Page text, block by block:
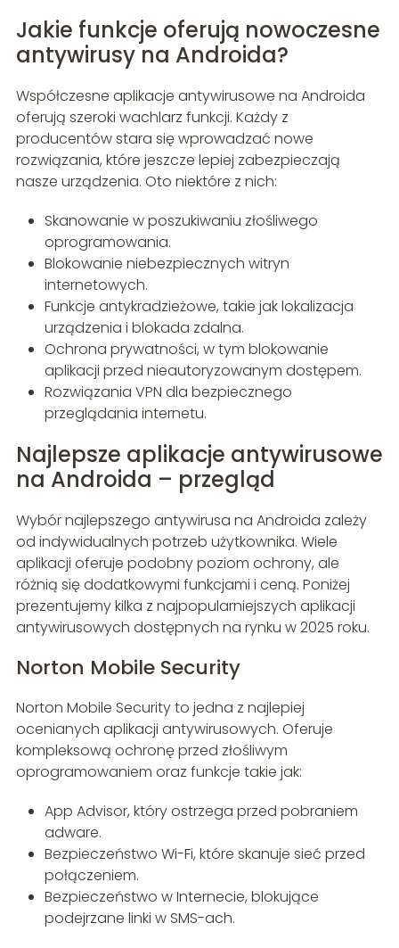
Jakie funkcje oferują nowoczesne
antywirusy na Androida?
Współczesne aplikacje antywirusowe na Androida
oferują szeroki wachlarz funkcji. Każdy z
producentów stara się wprowadzać nowe
rozwiązania, które jeszcze lepiej zabezpieczają
nasze urządzenia. Oto niektóre z nich:
Skanowanie w poszukiwaniu złośliwego
oprogramowania.
Blokowanie niebezpiecznych witryn
internetowych.
Funkcje antykradzieżowe, takie jak lokalizacja
urządzenia i blokada zdalna.
Ochrona prywatności, w tym blokowanie
aplikacji przed nieautoryzowanym dostępem.
Rozwiązania VPN dla bezpiecznego
przeglądania internetu.
Najlepsze aplikacje antywirusowe
na Androida – przegląd
Wybór najlepszego antywirusa na Androida zależy
od indywidualnych potrzeb użytkownika. Wiele
aplikacji oferuje podobny poziom ochrony, ale
różnią się dodatkowymi funkcjami i ceną. Poniżej
prezentujemy kilka z najpopularniejszych aplikacji
antywirusowych dostępnych na rynku w 2025 roku.
Norton Mobile Security
Norton Mobile Security to jedna z najlepiej
ocenianych aplikacji antywirusowych. Oferuje
kompleksową ochronę przed złośliwym
oprogramowaniem oraz funkcje takie jak:
App Advisor, który ostrzega przed pobraniem
adware.
Bezpieczeństwo Wi-Fi, które skanuje sieć przed
połączeniem.
Bezpieczeństwo w Internecie, blokujące
podejrzane linki w SMS-ach.